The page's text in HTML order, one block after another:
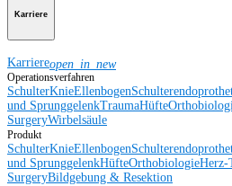
Karriere
Karriereopen_in_new
Operationsverfahren
SchulterKnieEllenbogen
und SprunggelenkTraumaHüfte
SurgeryWirbelsäule
Produkt
SchulterKnieEllenbogen
und SprunggelenkHüfteOrthobiologieHerz-
SurgeryBildgebung & Resektion